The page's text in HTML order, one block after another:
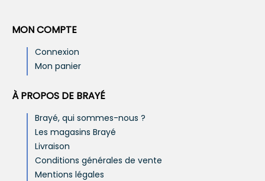
MON COMPTE
Connexion
Mon panier
À PROPOS DE BRAYÉ
Brayé, qui sommes-nous ?
Les magasins Brayé
Livraison
Conditions générales de vente
Mentions légales